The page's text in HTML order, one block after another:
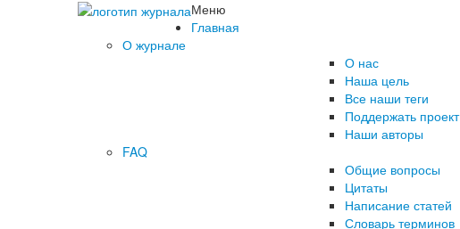
Меню
Главная
О журнале
О нас
Наша цель
Все наши теги
Поддержать проект
Наши авторы
FAQ
Общие вопросы
Цитаты
Написание статей
Словарь терминов